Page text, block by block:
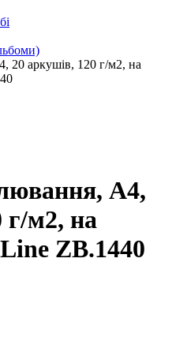
20 аркушів, 120 г/м2, на
А4,
г/м2, на
ZB.1440